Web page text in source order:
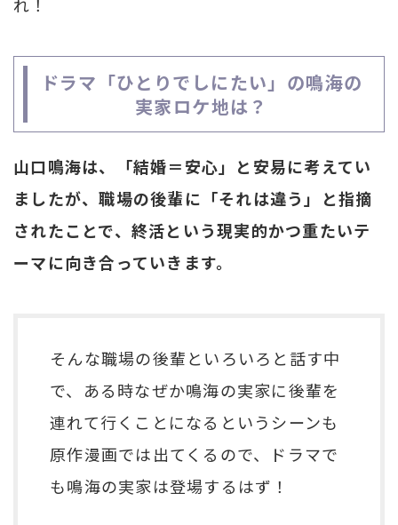
ドラマ「ひとりでしにたい」の鳴海の
実家ロケ地は？
山口鳴海は、「結婚＝安心」と安易に考えてい
ましたが、職場の後輩に「それは違う」と指摘
されたことで、終活という現実的かつ重たいテ
ーマに向き合っていきます。
そんな職場の後輩といろいろと話す中
で、ある時なぜか鳴海の実家に後輩を
連れて行くことになるというシーンも
原作漫画では出てくるので、ドラマで
も鳴海の実家は登場するはず！